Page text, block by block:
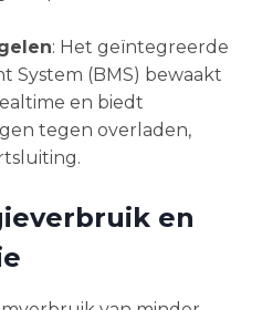
: Het geïntegreerde
System (BMS) bewaakt
en biedt
tegen overladen,
en